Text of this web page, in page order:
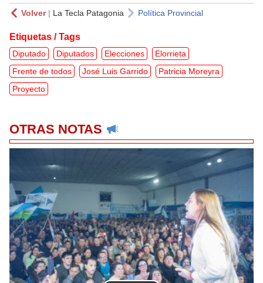
Volver| La Tecla Patagonia Política Provincial
Etiquetas / Tags
Diputado Diputados Elecciones
Elorrieta
Frente de todos
José Luis Garrido
Patricia Moreyra
Proyecto
OTRAS NOTAS